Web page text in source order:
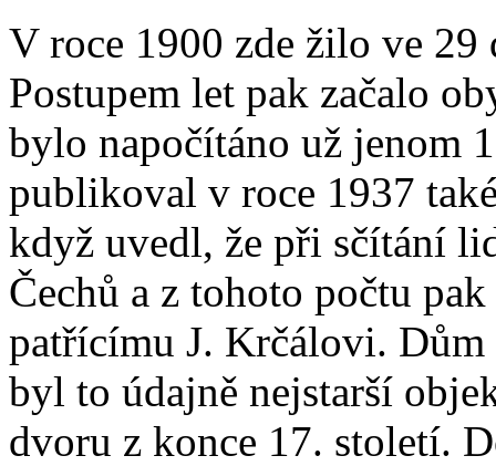
V roce 1900 zde žilo ve
Postupem let pak začalo
bylo napočítáno už jenom
publikoval v roce 1937
když uvedl, že při sčítání
Čechů a z tohoto počtu
patřícímu J. Krčálovi. Dům
byl to údajně nejstarší
dvoru z konce 17. století.